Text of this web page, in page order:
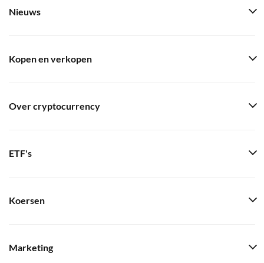
Nieuws
Kopen en verkopen
Over cryptocurrency
ETF's
Koersen
Marketing